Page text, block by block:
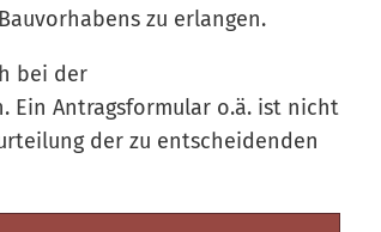
zu erlangen.
bei der
Ein Antragsformular o.ä. ist nicht
der zu entscheidenden